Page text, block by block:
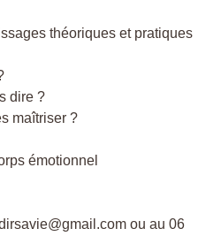
théoriques et pratiques
dire ?
maîtriser ?
émotionnel
ou au 06